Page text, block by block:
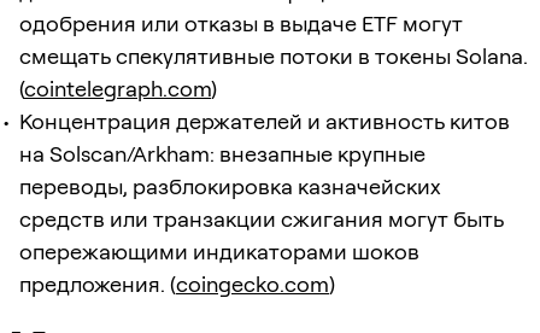
одобрения или отказы в выдаче ETF могут
смещать спекулятивные потоки в токены Solana.
(cointelegraph.com)
Концентрация держателей и активность китов
на Solscan/Arkham: внезапные крупные
переводы, разблокировка казначейских
средств или транзакции сжигания могут быть
опережающими индикаторами шоков
предложения. (coingecko.com)